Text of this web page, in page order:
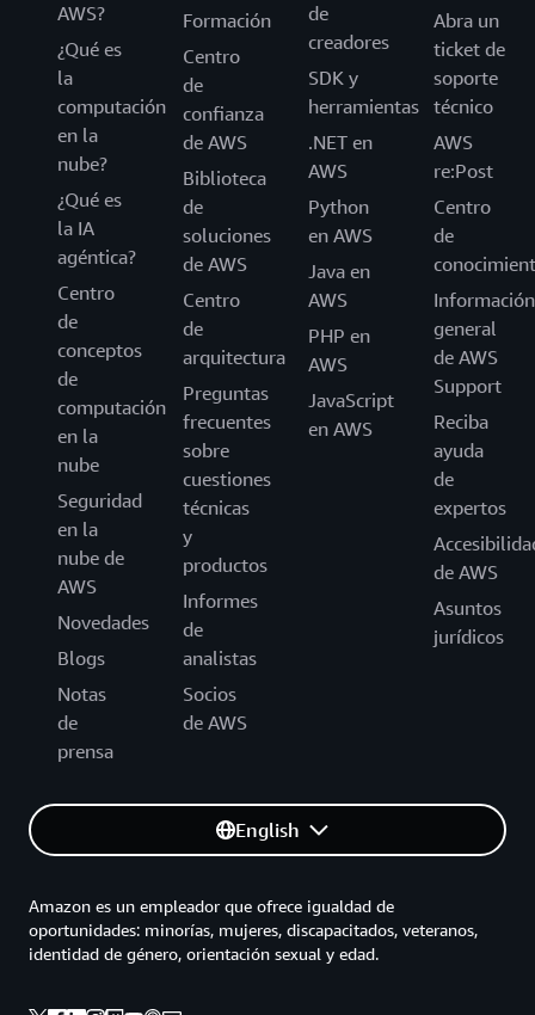
AWS?
¿Qué es
la
computación
en la
nube?
¿Qué es
la IA
agéntica?
Centro
de
conceptos
de
computación
en la
nube
Seguridad
en la
nube de
AWS
Novedades
Blogs
Notas
de
prensa
Formación
Centro
de
confianza
de AWS
Biblioteca
de
soluciones
de AWS
Centro
de
arquitectura
Preguntas
frecuentes
sobre
cuestiones
técnicas
y
productos
Informes
de
analistas
Socios
de AWS
de
creadores
SDK y
herramientas
.NET en
AWS
Python
en AWS
Java en
AWS
PHP en
AWS
JavaScript
en AWS
Abra un
ticket de
soporte
técnico
AWS
re:Post
Centro
de
Información
general
de AWS
Support
Reciba
ayuda
de
expertos
de AWS
Asuntos
jurídicos
English
Amazon es un empleador que ofrece igualdad de
oportunidades: minorías, mujeres, discapacitados, veteranos,
identidad de género, orientación sexual y edad.